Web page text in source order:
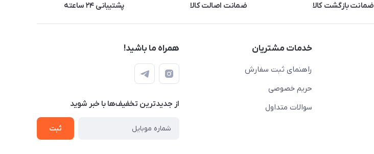
ضمانت بازگشت کالا ضمانت اصالت کالا پشتیبانی ۲۴ ساعته
خدمات مشتریان
راهنمای ثبت سفارش
حریم خصوصی
سوالات متداول
همراه ما باشید!
از جدید‌ترین تخفیف‌ها با‌ خبر شوید
ثبت